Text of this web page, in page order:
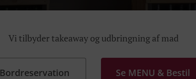
Vi tilbyder takeaway og udbringning af mad
Bordreservation Se MENU & Bestil